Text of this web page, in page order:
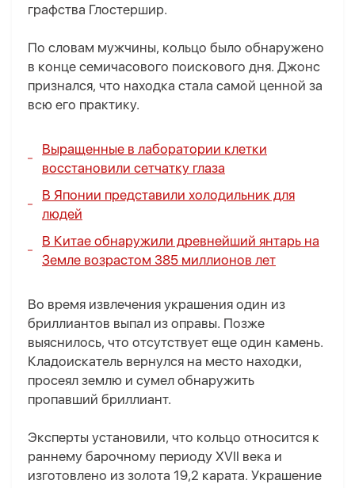
графства Глостершир.
По словам мужчины, кольцо было обнаружено
в конце семичасового поискового дня. Джонс
признался, что находка стала самой ценной за
всю его практику.
Выращенные в лаборатории клетки
восстановили сетчатку глаза
В Японии представили холодильник для
людей
В Китае обнаружили древнейший янтарь на
Земле возрастом 385 миллионов лет
Во время извлечения украшения один из
бриллиантов выпал из оправы. Позже
выяснилось, что отсутствует еще один камень.
Кладоискатель вернулся на место находки,
просеял землю и сумел обнаружить
пропавший бриллиант.
Эксперты установили, что кольцо относится к
раннему барочному периоду XVII века и
изготовлено из золота 19,2 карата. Украшение